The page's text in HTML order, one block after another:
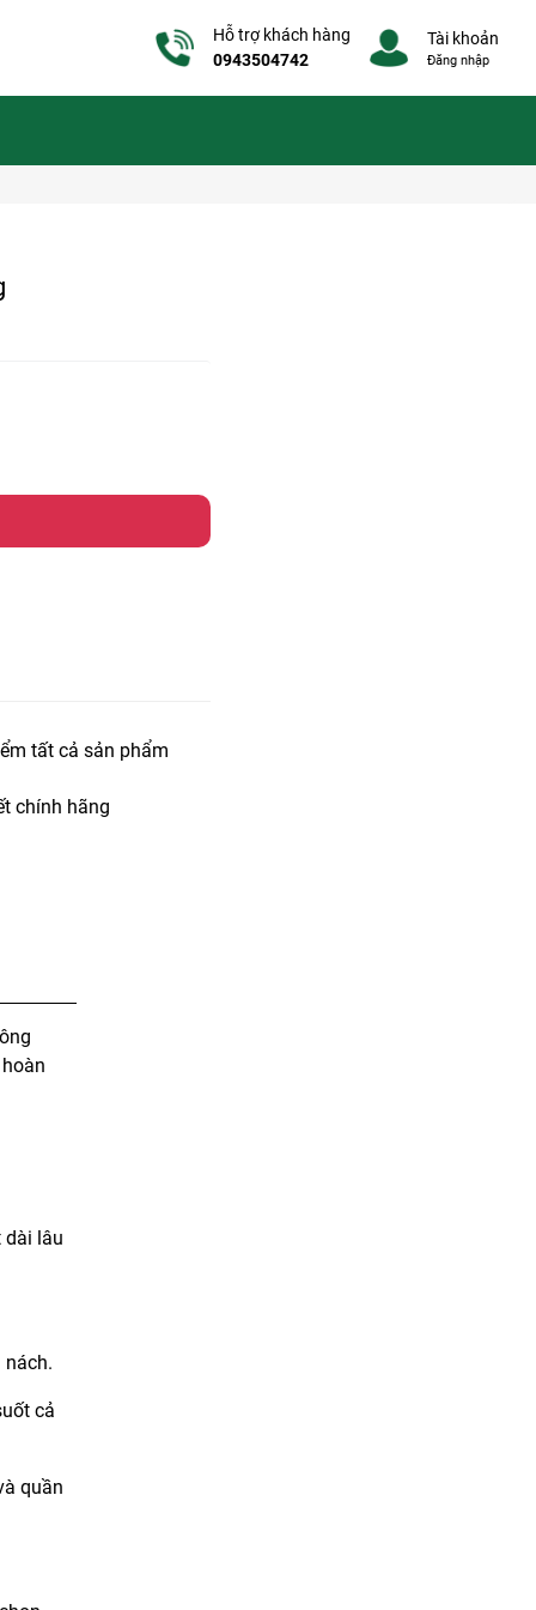
Hỗ trợ khách hàng
0943504742
Tài khoản
Đăng nhập
tất cả sản phẩm
chính hãng
dài lâu
nách.
cả
quần